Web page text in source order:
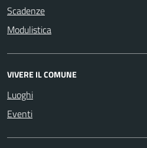
Scadenze
Modulistica
VIVERE IL COMUNE
Luoghi
Eventi